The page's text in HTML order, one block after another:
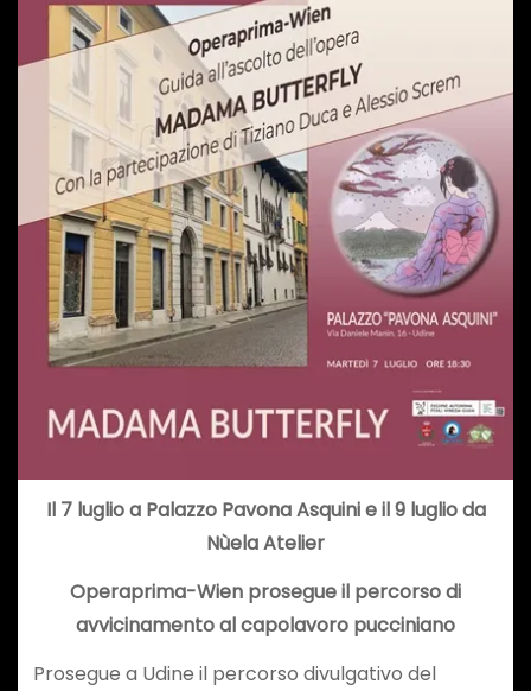
Il 7 luglio a Palazzo Pavona Asquini e il 9 luglio da
Nùela Atelier
Operaprima-Wien prosegue il percorso di
avvicinamento al capolavoro pucciniano
Prosegue a Udine il percorso divulgativo del